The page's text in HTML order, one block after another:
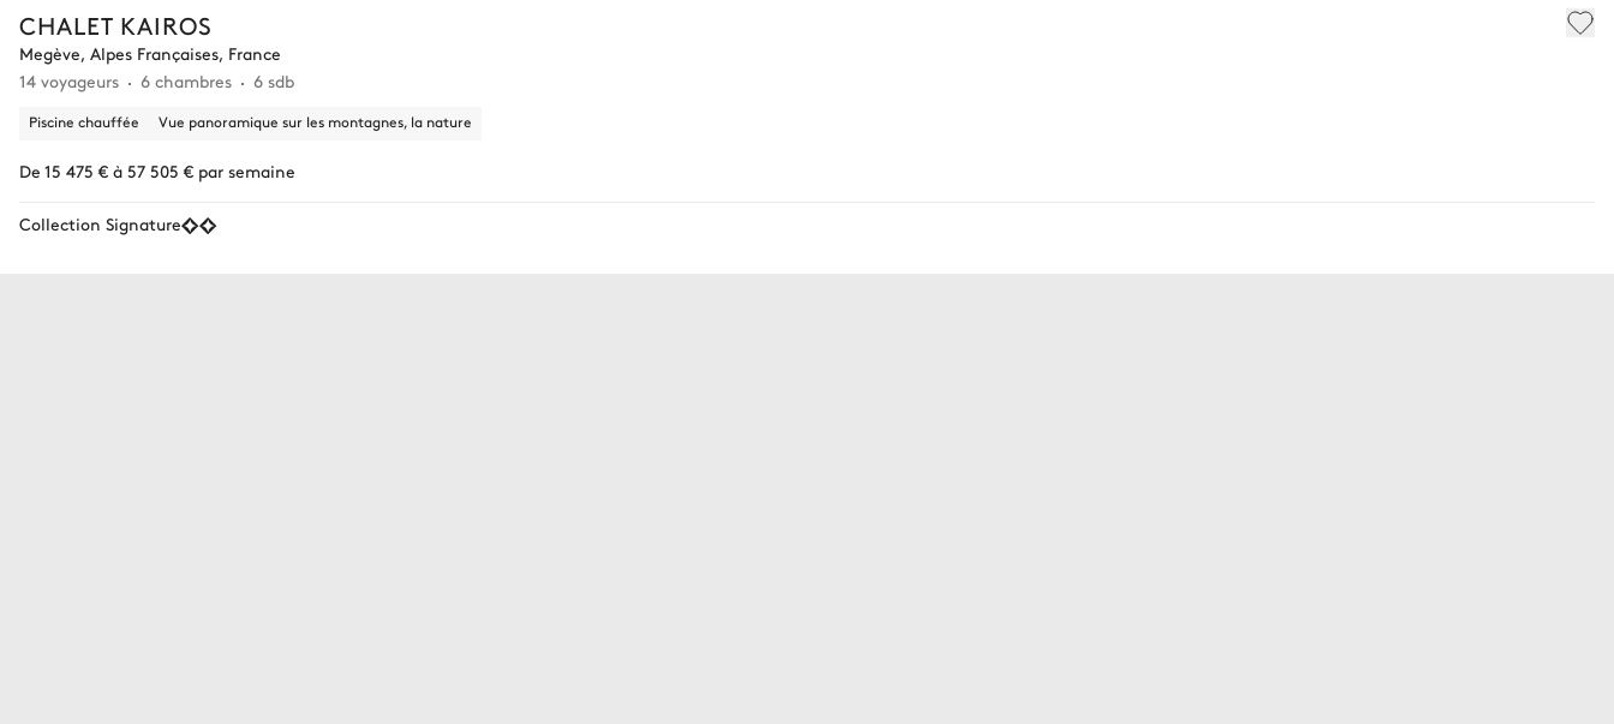
CHALET KAIROS
Megève, Alpes Françaises, France
14 voyageurs
6 chambres 6 sdb
Piscine chauffée Vue panoramique sur les montagnes, la nature
De 15 475 € à 57 505 € par semaine
Collection Signature